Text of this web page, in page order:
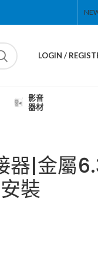
LOGIN /
影音
器材
器|金屬
裝